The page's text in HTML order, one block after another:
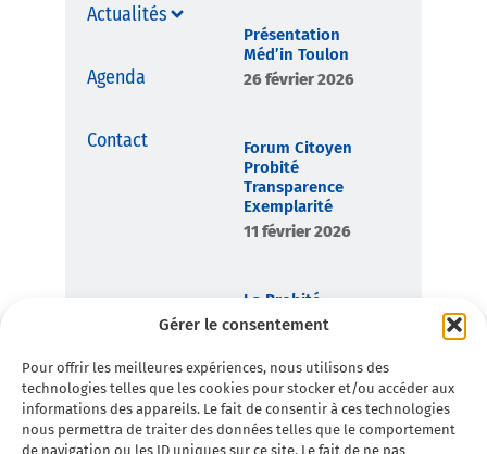
Gérer le consentement
Pour offrir les meilleures expériences, nous utilisons des
technologies telles que les cookies pour stocker et/ou accéder aux
informations des appareils. Le fait de consentir à ces technologies
nous permettra de traiter des données telles que le comportement
de navigation ou les ID uniques sur ce site. Le fait de ne pas
Actualités
Agenda
Contact
Présentation
Méd’in Toulon
26 février 2026
Forum Citoyen
Probité
Transparence
Exemplarité
11 février 2026
La Probité,
boussole
Commun
7 février 2026